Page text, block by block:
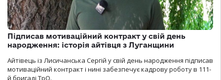
Підписав мотиваційний контракт у свій день
народження: історія айтівця з Луганщини
Айтівець із Лисичанська Сергій у свій день народження підписав
мотиваційний контракт і нині забезпечує кадрову роботу в 111-
й бригаді ТрО.